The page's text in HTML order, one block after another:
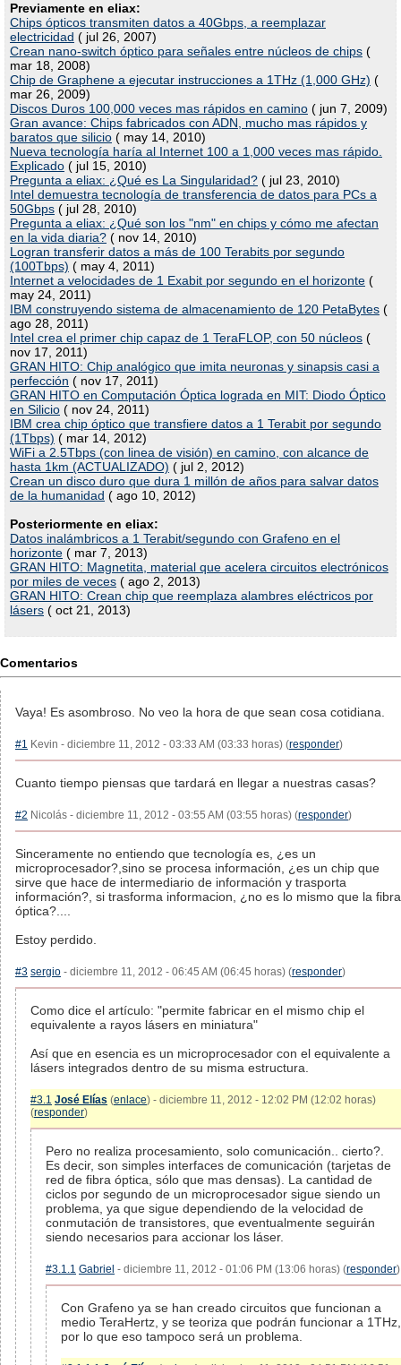
Previamente en eliax:
Chips ópticos transmiten datos a 40Gbps, a reemplazar
electricidad ( jul 26, 2007)
Crean nano-switch óptico para señales entre núcleos de chips (
mar 18, 2008)
Chip de Graphene a ejecutar instrucciones a 1THz (1,000 GHz) (
mar 26, 2009)
Discos Duros 100,000 veces mas rápidos en camino ( jun 7, 2009)
Gran avance: Chips fabricados con ADN, mucho mas rápidos y
baratos que silicio ( may 14, 2010)
Nueva tecnología haría al Internet 100 a 1,000 veces mas rápido.
Explicado ( jul 15, 2010)
Pregunta a eliax: ¿Qué es La Singularidad? ( jul 23, 2010)
Intel demuestra tecnología de transferencia de datos para PCs a
50Gbps ( jul 28, 2010)
Pregunta a eliax: ¿Qué son los "nm" en chips y cómo me afectan
en la vida diaria? ( nov 14, 2010)
Logran transferir datos a más de 100 Terabits por segundo
(100Tbps) ( may 4, 2011)
Internet a velocidades de 1 Exabit por segundo en el horizonte (
may 24, 2011)
IBM construyendo sistema de almacenamiento de 120 PetaBytes (
ago 28, 2011)
Intel crea el primer chip capaz de 1 TeraFLOP, con 50 núcleos (
nov 17, 2011)
GRAN HITO: Chip analógico que imita neuronas y sinapsis casi a
perfección ( nov 17, 2011)
GRAN HITO en Computación Óptica lograda en MIT: Diodo Óptico
en Silicio ( nov 24, 2011)
IBM crea chip óptico que transfiere datos a 1 Terabit por segundo
(1Tbps) ( mar 14, 2012)
WiFi a 2.5Tbps (con linea de visión) en camino, con alcance de
hasta 1km (ACTUALIZADO) ( jul 2, 2012)
Crean un disco duro que dura 1 millón de años para salvar datos
de la humanidad ( ago 10, 2012)
Posteriormente en eliax:
Datos inalámbricos a 1 Terabit/segundo con Grafeno en el
horizonte ( mar 7, 2013)
GRAN HITO: Magnetita, material que acelera circuitos electrónicos
por miles de veces ( ago 2, 2013)
GRAN HITO: Crean chip que reemplaza alambres eléctricos por
lásers ( oct 21, 2013)
Comentarios
Vaya! Es asombroso. No veo la hora de que sean cosa cotidiana.
#1 Kevin - diciembre 11, 2012 - 03:33 AM (03:33 horas) (responder)
Cuanto tiempo piensas que tardará en llegar a nuestras casas?
#2 Nicolás - diciembre 11, 2012 - 03:55 AM (03:55 horas) (responder)
Sinceramente no entiendo que tecnología es, ¿es un
microprocesador?,sino se procesa información, ¿es un chip que
sirve que hace de intermediario de información y trasporta
información?, si trasforma informacion, ¿no es lo mismo que la fibra
óptica?....
Estoy perdido.
#3 sergio - diciembre 11, 2012 - 06:45 AM (06:45 horas) (responder)
Como dice el artículo: "permite fabricar en el mismo chip el
equivalente a rayos lásers en miniatura"
Así que en esencia es un microprocesador con el equivalente a
lásers integrados dentro de su misma estructura.
#3.1 José Elías (enlace) - diciembre 11, 2012 - 12:02 PM (12:02 horas)
(responder)
Pero no realiza procesamiento, solo comunicación.. cierto?.
Es decir, son simples interfaces de comunicación (tarjetas de
red de fibra óptica, sólo que mas densas). La cantidad de
ciclos por segundo de un microprocesador sigue siendo un
problema, ya que sigue dependiendo de la velocidad de
conmutación de transistores, que eventualmente seguirán
siendo necesarios para accionar los láser.
#3.1.1 Gabriel - diciembre 11, 2012 - 01:06 PM (13:06 horas) (responder)
Con Grafeno ya se han creado circuitos que funcionan a
medio TeraHertz, y se teoriza que podrán funcionar a 1THz,
por lo que eso tampoco será un problema.